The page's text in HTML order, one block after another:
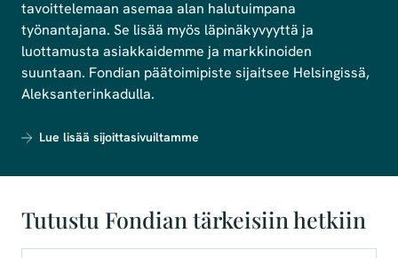
tavoittelemaan asemaa alan halutuimpana
työnantajana. Se lisää myös läpinäkyvyyttä ja
luottamusta asiakkaidemme ja markkinoiden
suuntaan. Fondian päätoimipiste sijaitsee Helsingissä,
Aleksanterinkadulla.
Lue lisää sijoittasivuiltamme
Tutustu Fondian tärkeisiin hetkiin